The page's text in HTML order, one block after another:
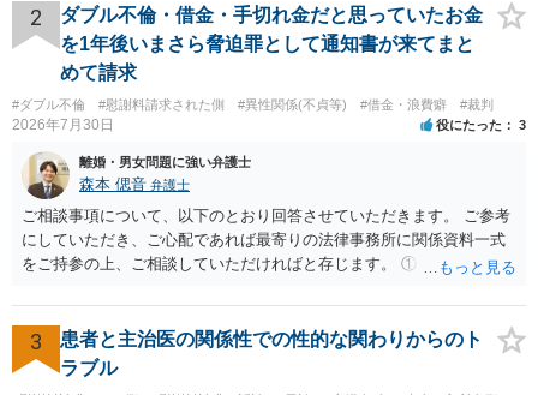
療費その他これに類する特別支出を念頭に置いた条項と読むのが自然
です。したがって、大学の入学金、授業料、受験費用などの教育費に
ついてまで、「この条項があるから当然に半額を請求できる」とまで
は言いにくいと思われます。なお、通常、大学進学費用をどこまで負
担すべきかについては、離婚時の合意内容のほか、子どもの年齢、大
学進学についての父母の認識、父母の学歴・収入・資産状況、進学先
や費用などを踏まえて個別に検討することになります。公正証書の他
の条項において、養育費の終期についてどのように定められている
か、大学進学に関する定めの有無、「教育費」「進学費用」に関する
定めの有無等について確認する必要があると考えられます。
2
ダブル不倫・借金・手切れ金だと思っていたお金
を1年後いまさら脅迫罪として通知書が来てまと
めて請求
#ダブル不倫 #慰謝料請求された側 #異性関係(不貞等) #借金・浪費癖 #裁判
2026年7月30日 役にたった 3
離婚・男女問題に強い弁護士
森本 偲音 弁護士
ご相談事項について、以下のとおり回答させていただきます。 ご参考
にしていただき、ご心配であれば最寄りの法律事務所に関係資料一式
をご持参の上、ご相談していただければと存じます。 ① このLINEの
される可能性はあるのか ⇒LINEを含む１００万円の貸付に至るまでの
やり取り等の経緯、誓約書の内容等を踏まえて、関係を清算するため
の 金銭であったと評価される可能性はあると考えます。 ② 「今後一
切関与しないなら100万円振り込む」というLINEや誓約書は、裁判上
3
患者と主治医の関係性での性的な関わりからのト
ラブル